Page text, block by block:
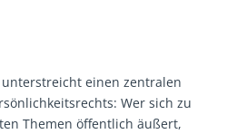
einen zentralen
Wer sich zu
Themen öffentlich äußert,